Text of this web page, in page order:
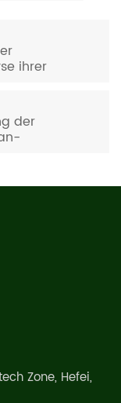
ihrer
der
II
Zone, Hefei,